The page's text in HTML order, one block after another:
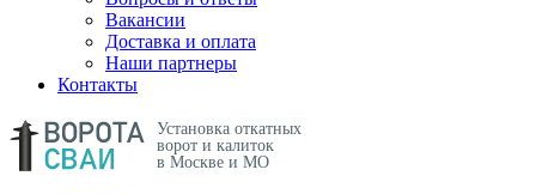
Вакансии
Доставка и оплата
Наши партнеры
Контакты
Установка откатных
ворот и калиток
в Москве и МО